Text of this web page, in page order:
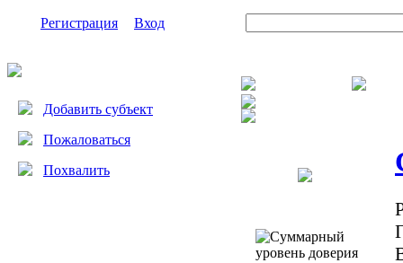
Регистрация Вход
Добавить субъект
Пожаловаться
Похвалить